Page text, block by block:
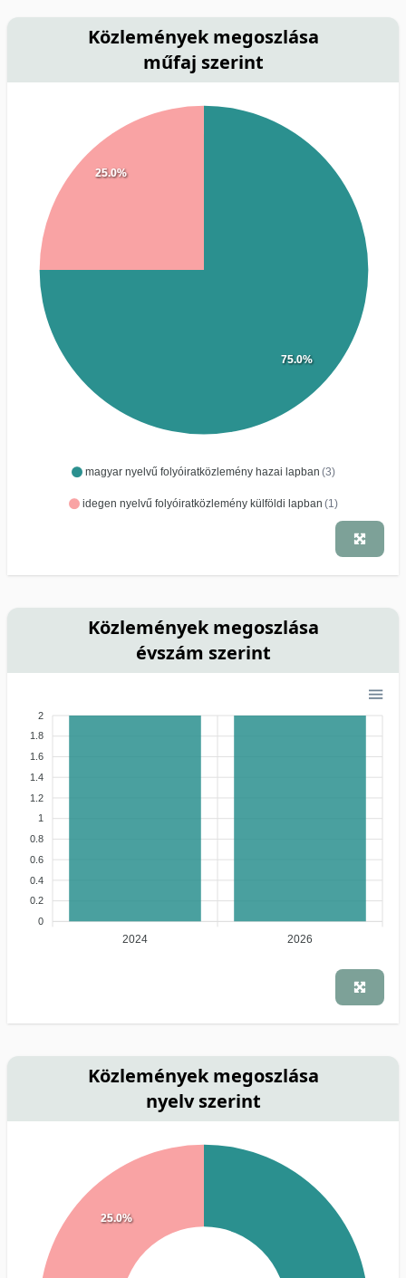
Közlemények megoszlása
műfaj szerint
magyar nyelvű folyóiratközlemény hazai lapban (3)
idegen nyelvű folyóiratközlemény külföldi lapban (1)
75.0%
25.0%
Közlemények megoszlása
évszám szerint
2
1.8
1.6
1.4
1.2
1
0.8
0.6
0.4
0.2
0
2024 2026
Közlemények megoszlása
nyelv szerint
25.0%